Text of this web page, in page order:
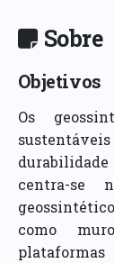
Sobre
Objetivos
Os
durabilidade
centra-se
como